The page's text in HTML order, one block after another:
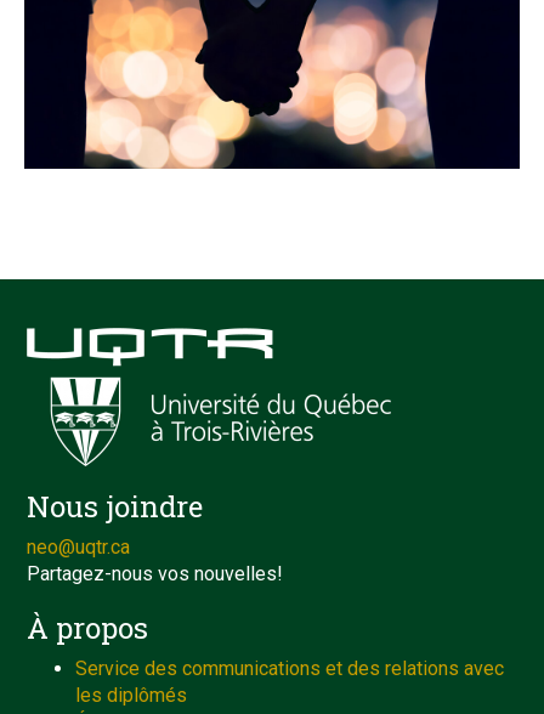
Nous joindre
neo@uqtr.ca
Partagez-nous vos nouvelles!
À propos
Service des communications et des relations avec
les diplômés